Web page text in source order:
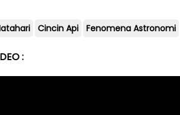
Cincin Api Fenomena Astronomi
: